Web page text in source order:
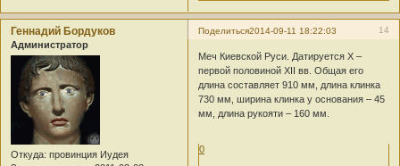
Поделиться 14
2014-09-11 18:22:03
Геннадий Бордуков
Администратор
Откуда: провинция Иудея
Меч Киевской Руси. Датируется X –
первой половиной XII вв. Общая его
длина составляет 910 мм, длина клинка
730 мм, ширина клинка у основания – 45
мм, длина рукояти – 160 мм.
0